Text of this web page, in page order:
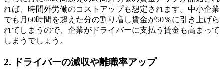
れば、時間外労働のコストアップも想定されます。中小企業
でも月60時間を超えた分の割り増し賃金が50％に引き上げら
れてしまうので、企業がドライバーに支払う賃金も高まって
しまうでしょう。
2. ドライバーの減収や離職率アップ